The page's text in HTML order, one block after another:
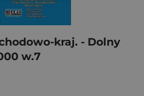
kraj. - Dolny
w.7